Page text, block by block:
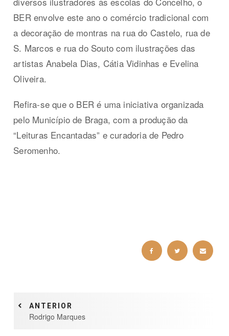
BER envolve este ano o comércio tradicional com
a decoração de montras na rua do Castelo, rua de
S. Marcos e rua do Souto com ilustrações das
artistas Anabela Dias, Cátia Vidinhas e Evelina
Oliveira.
Refira-se que o BER é uma iniciativa organizada
pelo Município de Braga, com a produção da
“Leituras Encantadas” e curadoria de Pedro
Seromenho.
ANTERIOR
Rodrigo Marques